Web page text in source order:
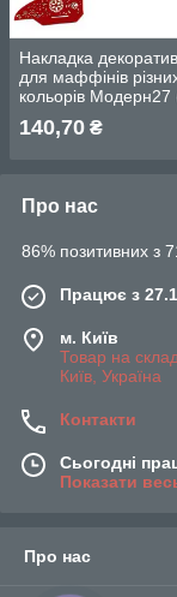
Накладка
для маффінів
кольорів Модерн27
шт ) ТРЕНД!
140,70 ₴
Про нас
86% позитивних з
Працює з
м. Київ
Товар на
Київ, Україна
Контакти
Сьогодні
Показати
Про нас